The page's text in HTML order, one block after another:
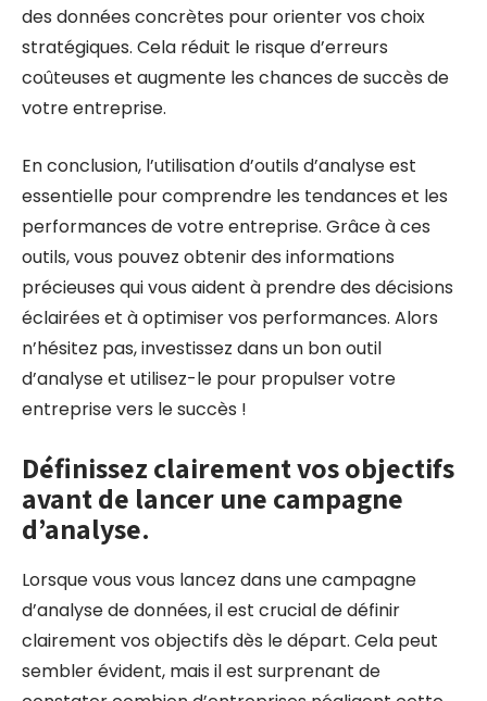
des données concrètes pour orienter vos choix
stratégiques. Cela réduit le risque d’erreurs
coûteuses et augmente les chances de succès de
votre entreprise.
En conclusion, l’utilisation d’outils d’analyse est
essentielle pour comprendre les tendances et les
performances de votre entreprise. Grâce à ces
outils, vous pouvez obtenir des informations
précieuses qui vous aident à prendre des décisions
éclairées et à optimiser vos performances. Alors
n’hésitez pas, investissez dans un bon outil
d’analyse et utilisez-le pour propulser votre
entreprise vers le succès !
Définissez clairement vos objectifs
avant de lancer une campagne
d’analyse.
Lorsque vous vous lancez dans une campagne
d’analyse de données, il est crucial de définir
clairement vos objectifs dès le départ. Cela peut
sembler évident, mais il est surprenant de